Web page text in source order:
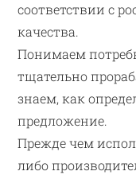
соответствии с
качества.
Понимаем
тщательно
знаем, как
предложение.
Прежде чем
либо